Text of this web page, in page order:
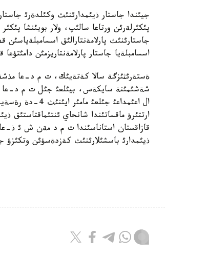
جيئندا جاستار ذيئمدارئنئث وكئلدةرئ جاستار
پئكئرلةرئن ورتاعا سالئپ، ولار بويئنشا
جاستارئنئث پارلامةنتارالئق
اسسامبلةيا جاستار پارلامةنتاريزمئن
شةشئمئنة سايكةس، بيئلعئ جئل ت م د-عا
ال اعئمداعئ
ارتتئرؤ ماقساتئندا شانحاي
قازاقستان استاناسئندا ت م د مةن ش ئ ذ-عا
ذيئمدارئ باسشئلارئنئث كةزدةسؤئن وتكئزؤ